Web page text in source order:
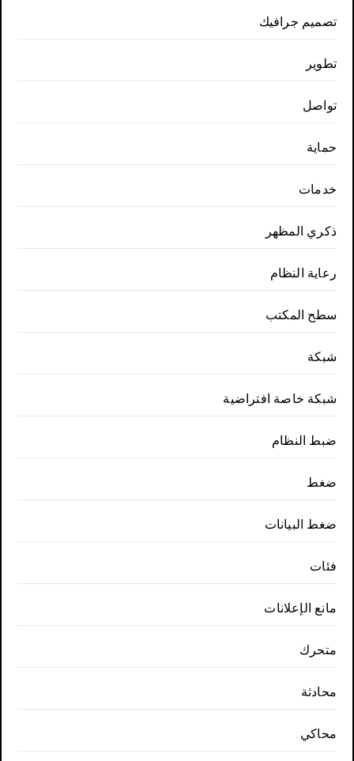
تصميم جرافيك
تطوير
تواصل
حماية
خدمات
ذكري المظهر
رعاية النظام
سطح المكتب
شبكة
شبكة خاصة افتراضية
ضبط النظام
ضغط
ضغط البيانات
فئات
مانع الإعلانات
متحرك
محادثة
محاكي